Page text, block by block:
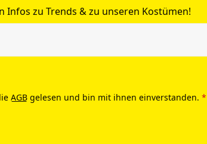
zu Trends & zu unseren Kostümen!
AGB gelesen und bin mit ihnen einverstanden. *